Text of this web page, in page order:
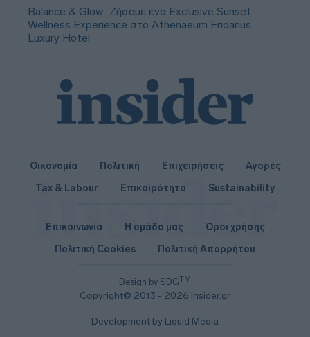
Balance & Glow: Ζήσαμε ένα Exclusive Sunset
Wellness Experience στο Athenaeum Eridanus
Luxury Hotel
Οικονομία Πολιτική Επιχειρήσεις
Αγορές
Tax & Labour
Επικαιρότητα Sustainability
Design by SDGTM
Copyright© 2013 - 2026 insider.gr
Επικοινωνία Η ομάδα μας
Όροι χρήσης
Πολιτική Cookies
Πολιτική Απορρήτου
Development by Liquid Media